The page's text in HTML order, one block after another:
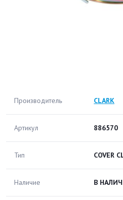
Производитель CLARK
Артикул 886570
Тип COVER
Наличие В